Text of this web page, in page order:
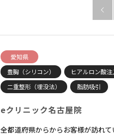

愛知県
豊胸（シリコン）
ヒアルロン酸注
二重整形（埋没法）
脂肪吸引
eクリニック名古屋院
全都道府県からからお客様が訪れ